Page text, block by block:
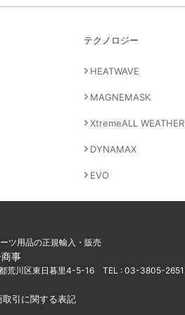
テクノロジー
HEATWAVE
MAGNEMASK
XtremeALL WEATHER
DYNAMAX
EVO
ツ用品の正規輸入・販売
事
荒川区東日暮里4-5-16 TEL : 03-3805-2651
取引に関する表記